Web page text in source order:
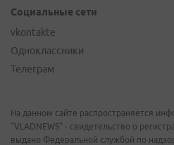
Социальные сети
vkontakte
Одноклассники
Телеграм
На данном сайте распространяется
"VLADNEWS" - свидетельство о
выдано Федеральной службой по